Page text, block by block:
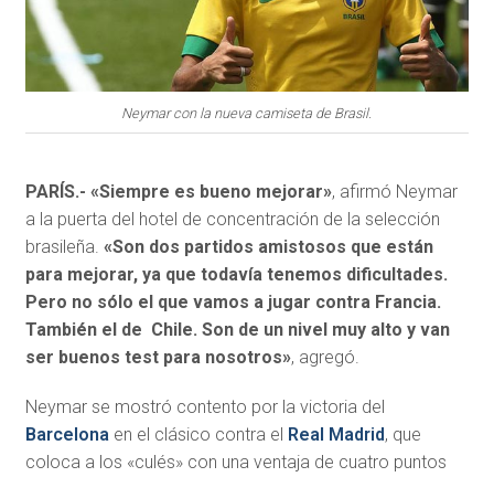
Neymar con la nueva camiseta de Brasil.
PARÍS.- «Siempre es bueno mejorar», afirmó Neymar
a la puerta del hotel de concentración de la selección
brasileña. «Son dos partidos amistosos que están
para mejorar, ya que todavía tenemos dificultades.
Pero no sólo el que vamos a jugar contra Francia.
También el de Chile. Son de un nivel muy alto y van
ser buenos test para nosotros», agregó.
Neymar se mostró contento por la victoria del
Barcelona en el clásico contra el Real Madrid, que
coloca a los «culés» con una ventaja de cuatro puntos